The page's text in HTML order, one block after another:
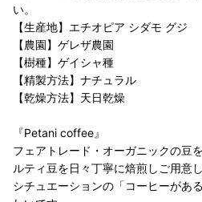
い。
【生産地】エチオピア シダモ グジ
【農園】ゲレザ農園
【樹種】ゲイシャ種
【精製方法】ナチュラル
【乾燥方法】天日乾燥
『Petani coffee』
フェアトレード・オーガニックの豆
ルティ豆を日々丁寧に焙煎しご用意
シチュエーションの「コーヒーがあ